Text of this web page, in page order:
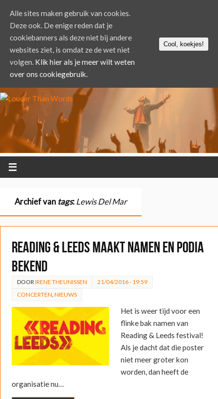
Archief van tags:Lewis Del Mar
Reading & Leeds maakt namen en podia
bekend
DOOR IRENE THEUNISSEN
21/04/2016 - 19:59
CONCERTEN NIEUWS
Het is weer tijd voor een
flinke bak namen van
Reading & Leeds festival!
Als je dacht dat die poster
niet meer groter kon
worden, dan heeft de
organisatie nu…
Alle sites maken gebruik van cookies.
Deze ook. De enige reden dat je
cookiebanners als deze niet bij andere
websites ziet, is omdat ze de wet niet
volgen. Klik hier als je meer wilt weten
over ons cookiegebruik.
Cool, koekjes!